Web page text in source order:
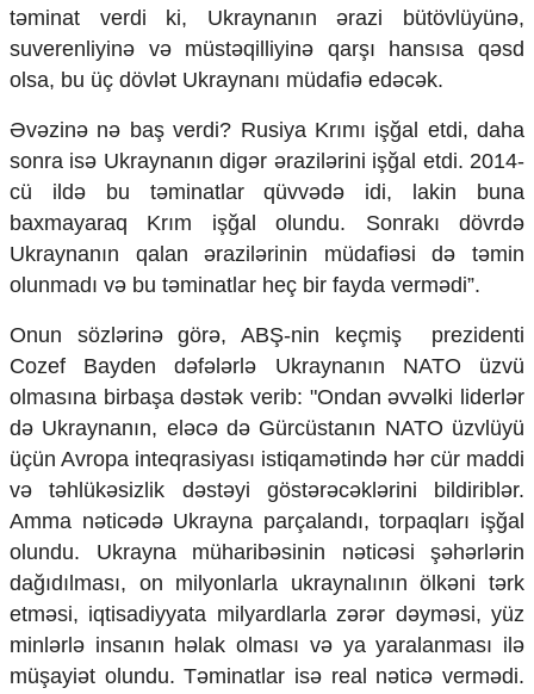
Cəmiyyət
Crossmedia.az - 1 yaş
Siyasət
Məhkəmə və hüquq
Ekologiya
Zəfər - 5
Gənclər və İdman
Media və QHT
Hadisə
Sağlamlıq
Sosium
Mənəvi dəyərlər
Texnologiya
Mətbuat-150
Əlaqə
Missiyamız
təminat verdi ki, Ukraynanın ərazi bütövlüyünə,
suverenliyinə və müstəqilliyinə qarşı hansısa qəsd
olsa, bu üç dövlət Ukraynanı müdafiə edəcək.
Əvəzinə nə baş verdi? Rusiya Krımı işğal etdi, daha
sonra isə Ukraynanın digər ərazilərini işğal etdi. 2014-
cü ildə bu təminatlar qüvvədə idi, lakin buna
baxmayaraq Krım işğal olundu. Sonrakı dövrdə
Ukraynanın qalan ərazilərinin müdafiəsi də təmin
olunmadı və bu təminatlar heç bir fayda vermədi”.
Onun sözlərinə görə, ABŞ-nin keçmiş prezidenti
Cozef Bayden dəfələrlə Ukraynanın NATO üzvü
olmasına birbaşa dəstək verib: "Ondan əvvəlki liderlər
də Ukraynanın, eləcə də Gürcüstanın NATO üzvlüyü
üçün Avropa inteqrasiyası istiqamətində hər cür maddi
və təhlükəsizlik dəstəyi göstərəcəklərini bildiriblər.
Amma nəticədə Ukrayna parçalandı, torpaqları işğal
olundu. Ukrayna müharibəsinin nəticəsi şəhərlərin
dağıdılması, on milyonlarla ukraynalının ölkəni tərk
etməsi, iqtisadiyyata milyardlarla zərər dəyməsi, yüz
minlərlə insanın həlak olması və ya yaralanması ilə
müşayiət olundu. Təminatlar isə real nəticə vermədi.